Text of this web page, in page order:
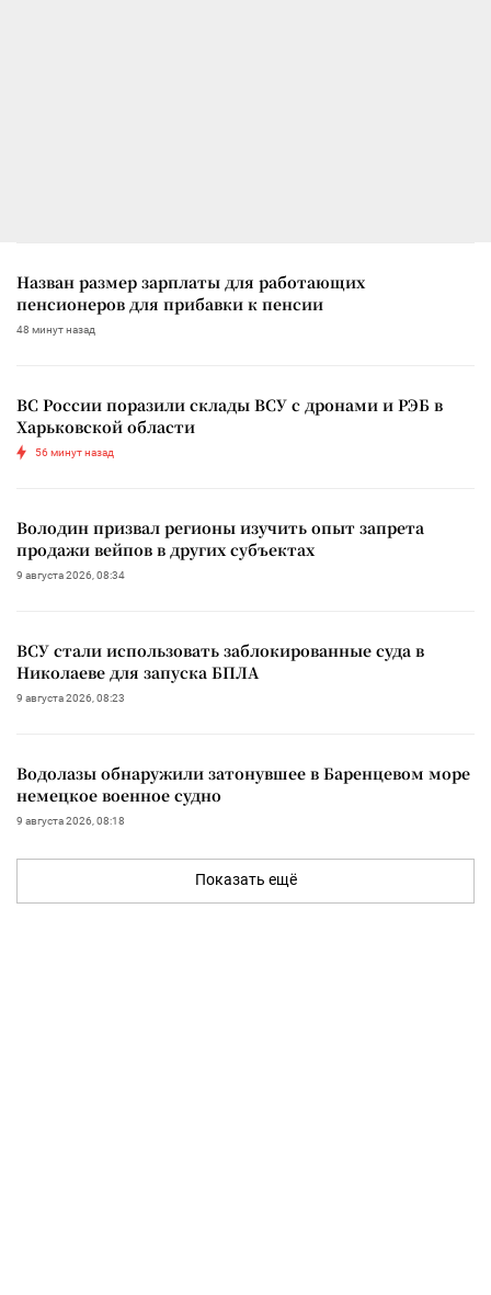
Назван размер зарплаты для работающих
пенсионеров для прибавки к пенсии
48 минут назад
ВС России поразили склады ВСУ с дронами и РЭБ в
Харьковской области
56 минут назад
Володин призвал регионы изучить опыт запрета
продажи вейпов в других субъектах
9 августа 2026, 08:34
ВСУ стали использовать заблокированные суда в
Николаеве для запуска БПЛА
9 августа 2026, 08:23
Водолазы обнаружили затонувшее в Баренцевом море
немецкое военное судно
9 августа 2026, 08:18
Показать ещё